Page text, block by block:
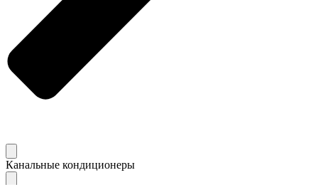
Канальные кондиционеры